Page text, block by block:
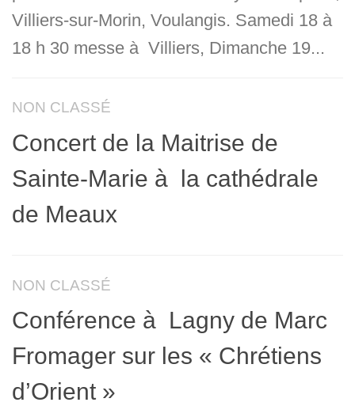
Villiers-sur-Morin, Voulangis. Samedi 18 à
18 h 30 messe à Villiers, Dimanche 19...
NON CLASSÉ
Concert de la Maitrise de
Sainte-Marie à la cathédrale
de Meaux
NON CLASSÉ
Conférence à Lagny de Marc
Fromager sur les « Chrétiens
d’Orient »